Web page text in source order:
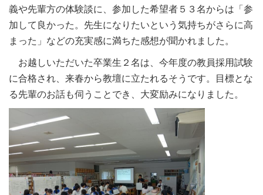
義や先輩方の体験談に、参加した希望者５３名からは「参
加して良かった。先生になりたいという気持ちがさらに高
まった」などの充実感に満ちた感想が聞かれました。
お越しいただいた卒業生２名は、今年度の教員採用試験
に合格され、来春から教壇に立たれるそうです。目標とな
る先輩のお話も伺うことでき、大変励みになりました。